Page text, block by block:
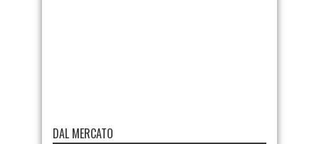
DAL MERCATO